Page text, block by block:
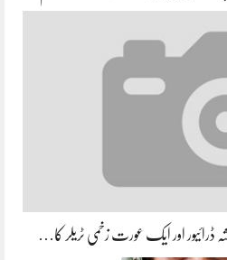
ڈرائیور اور ایک عورت زخمی ٹریلر کا…